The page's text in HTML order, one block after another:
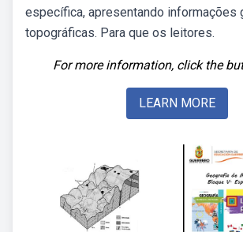
específica, apresentando informações
topográficas. Para que os leitores.
For more information, click the
LEARN MORE